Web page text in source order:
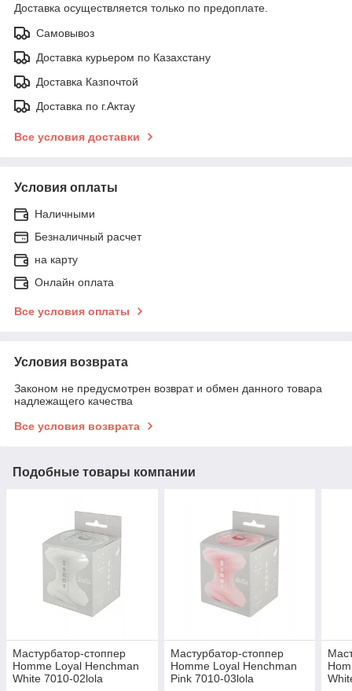
Доставка осуществляется только по предоплате.
Самовывоз
Доставка курьером по Казахстану
Доставка Казпочтой
Доставка по г.Актау
Все условия доставки
Условия оплаты
Наличными
Безналичный расчет
на карту
Онлайн оплата
Все условия оплаты
Условия возврата
Законом не предусмотрен возврат и обмен данного товара
надлежащего качества
Все условия возврата
Подобные товары компании
Мастурбатор-стоппер
Homme Loyal Henchman
White 7010-02lola
Мастурбатор-стоппер
Homme Loyal Henchman
Pink 7010-03lola